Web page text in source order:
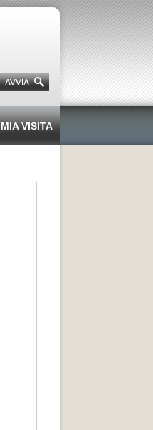
MIA VISITA